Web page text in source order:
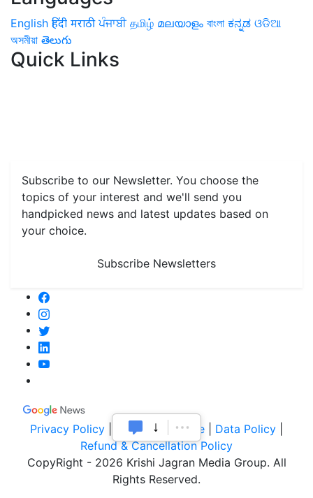
English हिंदी मराठी ਪੰਜਾਬੀ தமிழ் മലയാളം বাংলা ಕನ್ನಡ ଓଡିଆ
অসমীয়া తెలుగు
Quick Links
Subscribe to our Newsletter. You choose the
topics of your interest and we'll send you
handpicked news and latest updates based on
your choice.
Subscribe Newsletters
Privacy Policy Terms of Service Data Policy
Refund & Cancellation Policy
CopyRight - 2026 Krishi Jagran Media Group. All
Rights Reserved.